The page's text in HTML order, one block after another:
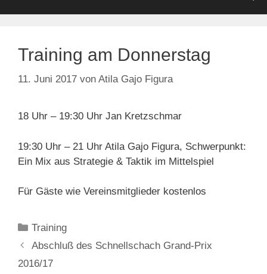
Training am Donnerstag
11. Juni 2017 von Atila Gajo Figura
18 Uhr – 19:30 Uhr Jan Kretzschmar
19:30 Uhr – 21 Uhr Atila Gajo Figura, Schwerpunkt:
Ein Mix aus Strategie & Taktik im Mittelspiel
Für Gäste wie Vereinsmitglieder kostenlos
Kategorien
Training
Abschluß des Schnellschach Grand-Prix
2016/17